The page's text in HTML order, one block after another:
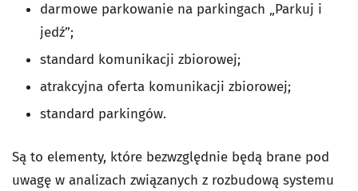
darmowe parkowanie na parkingach „Parkuj i
jedź”;
standard komunikacji zbiorowej;
atrakcyjna oferta komunikacji zbiorowej;
standard parkingów.
Są to elementy, które bezwzględnie będą brane pod
uwagę w analizach związanych z rozbudową systemu